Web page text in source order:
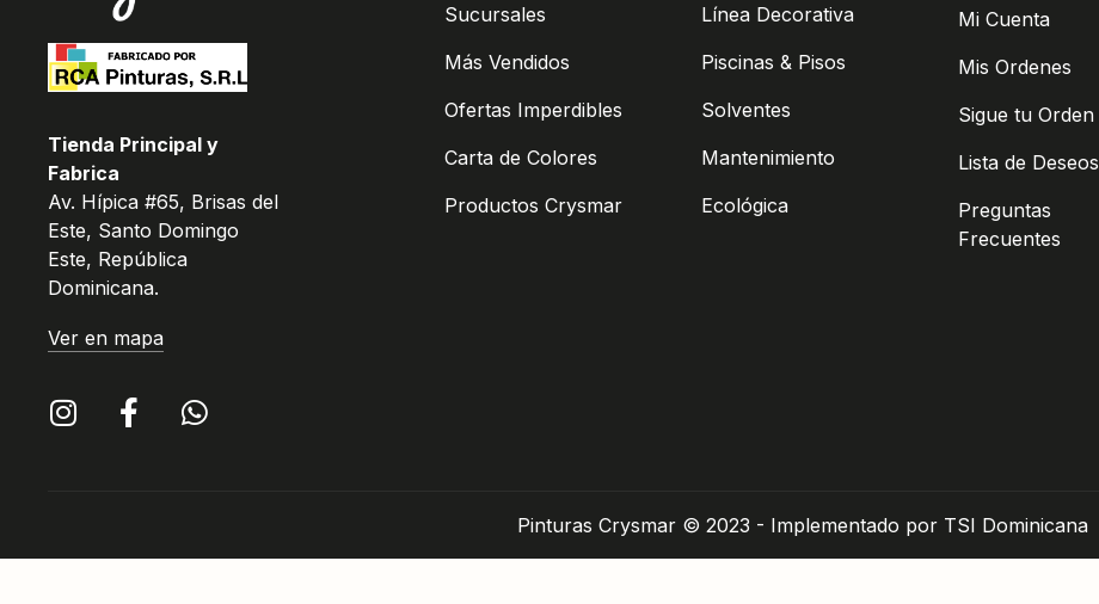
Tienda Principal y
Fabrica
Av. Hípica #65, Brisas del
Este, Santo Domingo
Este, República
Dominicana.
Ver en mapa
Sucursales
Más Vendidos
Ofertas Imperdibles
Carta de Colores
Productos Crysmar
Línea Decorativa
Piscinas & Pisos
Solventes
Mantenimiento
Ecológica
Mi Cuenta
Mis Ordenes
Sigue tu Orden
Lista de Deseos
Preguntas
Frecuentes
Pinturas Crysmar © 2023 - Implementado por TSI Dominicana